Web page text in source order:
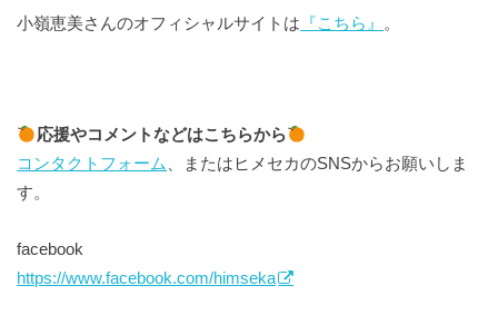
小嶺恵美さんのオフィシャルサイトは 『こちら』 。
応援やコメントなどはこちらから
コンタクトフォーム、またはヒメセカのSNSからお願いしま
す。
facebook
https://www.facebook.com/himseka